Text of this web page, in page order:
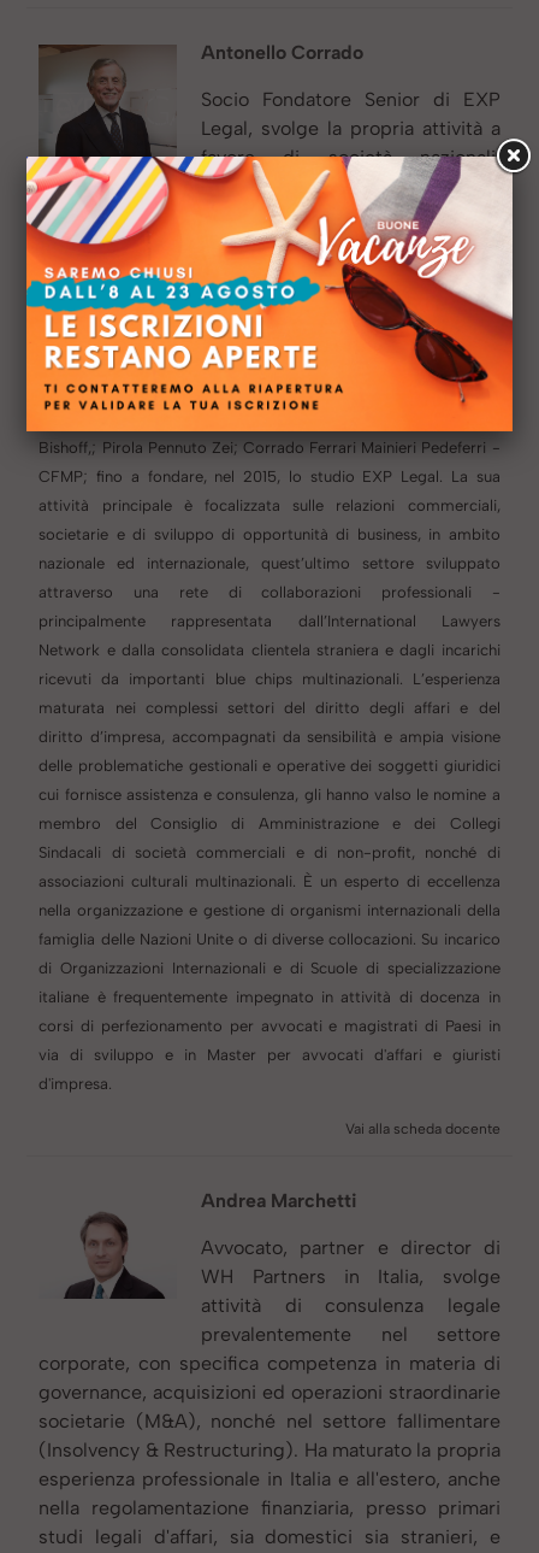
Antonello Corrado
Socio Fondatore Senior di EXP
Legal, svolge la propria attività a
favore di società nazionali,
internazionali e multinazionali, in
ambito societario e contrattuale, in acquisizioni,
fusioni e scissioni di società, joint ventures e per
l’internazionalizzazione delle imprese verso i
mercati esteri. Nei propri settori di specializzazione
svolge anche attività giudiziale, sia di fronte a corti
ordinarie che ad arbitri, nazionali ed
internazionali.Dal 1985 al 2015 è stato partner degli studi
Bishoff,; Pirola Pennuto Zei; Corrado Ferrari Mainieri Pedeferri -
CFMP; fino a fondare, nel 2015, lo studio EXP Legal. La sua
attività principale è focalizzata sulle relazioni commerciali,
societarie e di sviluppo di opportunità di business, in ambito
nazionale ed internazionale, quest’ultimo settore sviluppato
attraverso una rete di collaborazioni professionali -
principalmente rappresentata dall’International Lawyers
Network e dalla consolidata clientela straniera e dagli incarichi
ricevuti da importanti blue chips multinazionali. L’esperienza
maturata nei complessi settori del diritto degli affari e del
diritto d’impresa, accompagnati da sensibilità e ampia visione
delle problematiche gestionali e operative dei soggetti giuridici
cui fornisce assistenza e consulenza, gli hanno valso le nomine a
membro del Consiglio di Amministrazione e dei Collegi
Sindacali di società commerciali e di non-profit, nonché di
associazioni culturali multinazionali. È un esperto di eccellenza
nella organizzazione e gestione di organismi internazionali della
famiglia delle Nazioni Unite o di diverse collocazioni. Su incarico
di Organizzazioni Internazionali e di Scuole di specializzazione
italiane è frequentemente impegnato in attività di docenza in
corsi di perfezionamento per avvocati e magistrati di Paesi in
via di sviluppo e in Master per avvocati d'affari e giuristi
d'impresa.
Vai alla scheda docente
Andrea Marchetti
Avvocato, partner e director di
WH Partners in Italia, svolge
attività di consulenza legale
prevalentemente nel settore
corporate, con specifica competenza in materia di
governance, acquisizioni ed operazioni straordinarie
societarie (M&A), nonché nel settore fallimentare
(Insolvency & Restructuring). Ha maturato la propria
esperienza professionale in Italia e all'estero, anche
nella regolamentazione finanziaria, presso primari
studi legali d'affari, sia domestici sia stranieri, e